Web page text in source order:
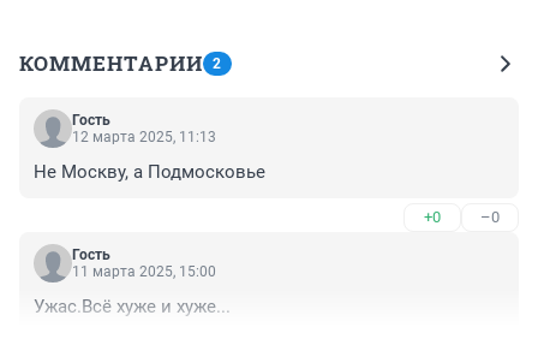
КОММЕНТАРИИ 2
Гость
12 марта 2025, 11:13
Не Москву, а Подмосковье
+0 –0
Гость
11 марта 2025, 15:00
Ужас.Всё хуже и хуже...